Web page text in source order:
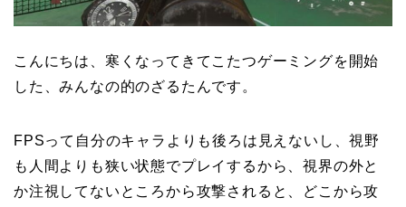
こんにちは、寒くなってきてこたつゲーミングを開始
した、みんなの的のざるたんです。
FPSって自分のキャラよりも後ろは見えないし、視野
も人間よりも狭い状態でプレイするから、視界の外と
か注視してないところから攻撃されると、どこから攻